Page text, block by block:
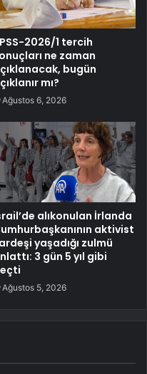
2026/1 tercih
ne zaman
bugün
mı?
Ağustos 6, 2026
alıkonulan İrlanda
aktivist
yaşadığı zulmü
3 gün 5 yıl gibi
Ağustos 5, 2026